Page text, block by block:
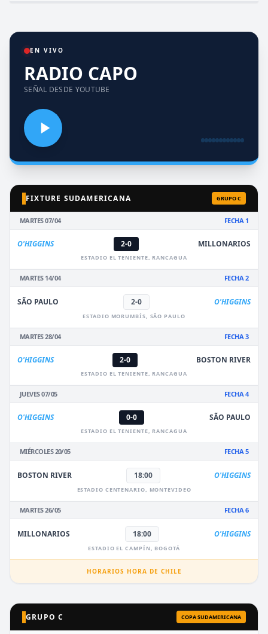
EN VIVO
RADIO CAPO
SEÑAL DESDE YOUTUBE
FIXTURE SUDAMERICANA GRUPO C
MARTES 07/04 FECHA 1
O'HIGGINS 2-0 MILLONARIOS
ESTADIO EL TENIENTE, RANCAGUA
MARTES 14/04 FECHA 2
SÃO PAULO 2-0 O'HIGGINS
ESTADIO MORUMBÍS, SÃO PAULO
MARTES 28/04 FECHA 3
O'HIGGINS 2-0 BOSTON RIVER
ESTADIO EL TENIENTE, RANCAGUA
JUEVES 07/05 FECHA 4
O'HIGGINS 0-0 SÃO PAULO
ESTADIO EL TENIENTE, RANCAGUA
MIÉRCOLES 20/05 FECHA 5
BOSTON RIVER 18:00 O'HIGGINS
ESTADIO CENTENARIO, MONTEVIDEO
MARTES 26/05 FECHA 6
MILLONARIOS 18:00 O'HIGGINS
ESTADIO EL CAMPÍN, BOGOTÁ
HORARIOS HORA DE CHILE
GRUPO C COPA SUDAMERICANA